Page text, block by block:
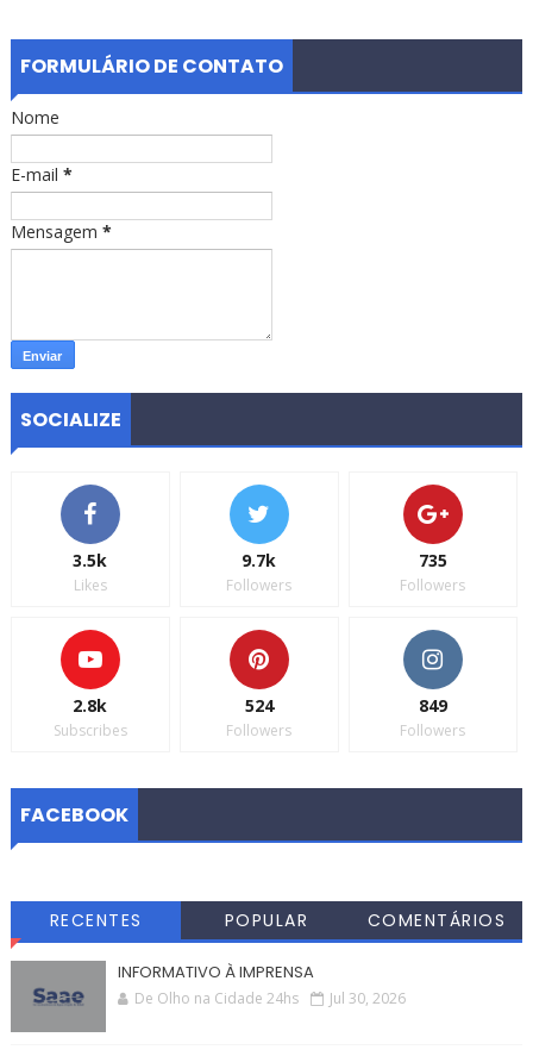
FORMULÁRIO DE CONTATO
Nome
E-mail *
Mensagem *
SOCIALIZE
3.5k
Likes
9.7k
Followers
735
Followers
2.8k
Subscribes
524
Followers
849
Followers
FACEBOOK
RECENTES POPULAR COMENTÁRIOS
INFORMATIVO À IMPRENSA
De Olho na Cidade 24hs Jul 30, 2026